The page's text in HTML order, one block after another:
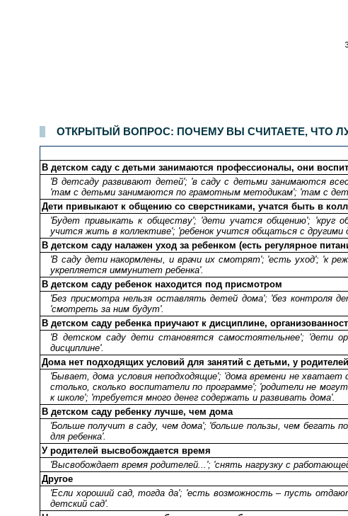
ОТКРЫТЫЙ ВОПРОС: ПОЧЕМУ ВЫ СЧИТАЕТЕ, ЧТО
В детском саду с детьми занимаются профессионалы, они
'В детсаду развивают детей'; 'в саду с детьми занимаются
'там с детьми занимаются по грамотным методикам'; 'там с
Дети привыкают к общению со сверстниками, учатся быть в
'Будет привыкать к обществу'; 'дети учатся общению'; 'круг
учится жить в коллективе'; 'ребенок учится общаться с
В детском саду налажен уход за ребенком (есть регулярное
'В саду дети накормлены, и врачи их смотрят'; 'есть уход'; 'к
укрепляется иммунитет ребенка'.
В детском саду ребенок находится под присмотром
'Без присмотра нельзя оставлять детей дома'; 'без контроля
'смотреть за ним будут'.
В детском саду ребенка приучают к дисциплине,
'В детском саду дети становятся самостоятельнее'; 'дети
дисциплине'.
Дома нет подходящих условий для занятий с детьми, у
'Бывает, дома условия неподходящие'; 'дома времени не
столько, сколько воспитатели по программе'; 'родители не
к школе'; 'требуется много денег содержать и развивать дома'.
В детском саду ребенку лучше, чем дома
'Больше получит в саду, чем дома'; 'больше пользы, чем бегать
для ребенка'.
У родителей высвобождается время
'Высвобождает время родителей...'; 'снять нагрузку с
Другое
'Если хороший сад, тогда да'; 'есть возможность – пусть
детский сад'.